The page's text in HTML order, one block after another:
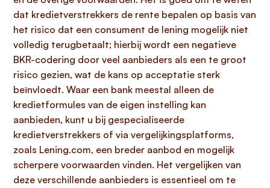
dat kredietverstrekkers de rente bepalen op basis van
het risico dat een consument de lening mogelijk niet
volledig terugbetaalt; hierbij wordt een negatieve
BKR-codering door veel aanbieders als een te groot
risico gezien, wat de kans op acceptatie sterk
beïnvloedt. Waar een bank meestal alleen de
kredietformules van de eigen instelling kan
aanbieden, kunt u bij gespecialiseerde
kredietverstrekkers of via vergelijkingsplatforms,
zoals Lening.com, een breder aanbod en mogelijk
scherpere voorwaarden vinden. Het vergelijken van
deze verschillende aanbieders is essentieel om te